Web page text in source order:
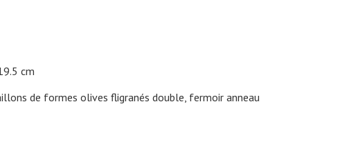
cm
de formes olives fligranés double, fermoir anneau